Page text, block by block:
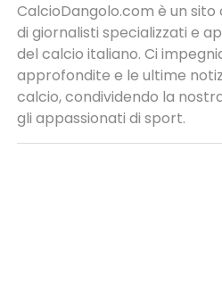
CalcioDangolo.com è un
di giornalisti specializzati e
del calcio italiano. Ci
approfondite e le ultime
calcio, condividendo la
gli appassionati di sport.